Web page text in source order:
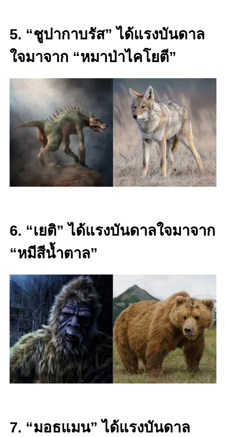
5. “ชูปากาบรัส” ได้แรงบันดาล
ใจมาจาก “หมาป่าไคโยตี”
6. “เยติ” ได้แรงบันดาลใจมาจาก
“หมีสีน้ำตาล”
7. “มอธแมน” ได้แรงบันดาล